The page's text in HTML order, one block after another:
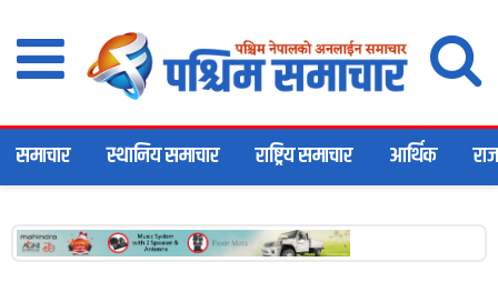
समाचार स्थानिय समाचार राष्ट्रिय समाचार आर्थिक